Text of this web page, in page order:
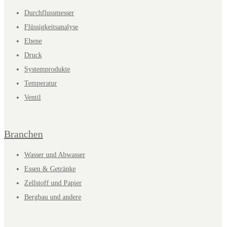
Durchflussmesser
Flüssigkeitsanalyse
Ebene
Druck
Systemprodukte
Temperatur
Ventil
Branchen
Wasser und Abwasser
Essen & Getränke
Zellstoff und Papier
Bergbau und andere